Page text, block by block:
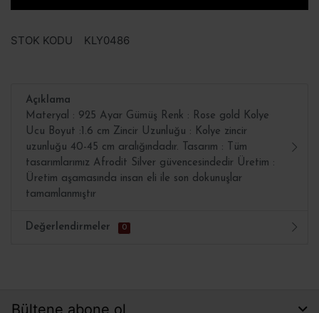
STOK KODU KLY0486
Açıklama
Materyal : 925 Ayar Gümüş Renk : Rose gold Kolye
Ucu Boyut :1.6 cm Zincir Uzunluğu : Kolye zincir
uzunluğu 40-45 cm aralığındadır. Tasarım : Tüm
tasarımlarımız Afrodit Silver güvencesindedir Üretim :
Üretim aşamasında insan eli ile son dokunuşlar
tamamlanmıştır
Değerlendirmeler 0
Bültene abone ol